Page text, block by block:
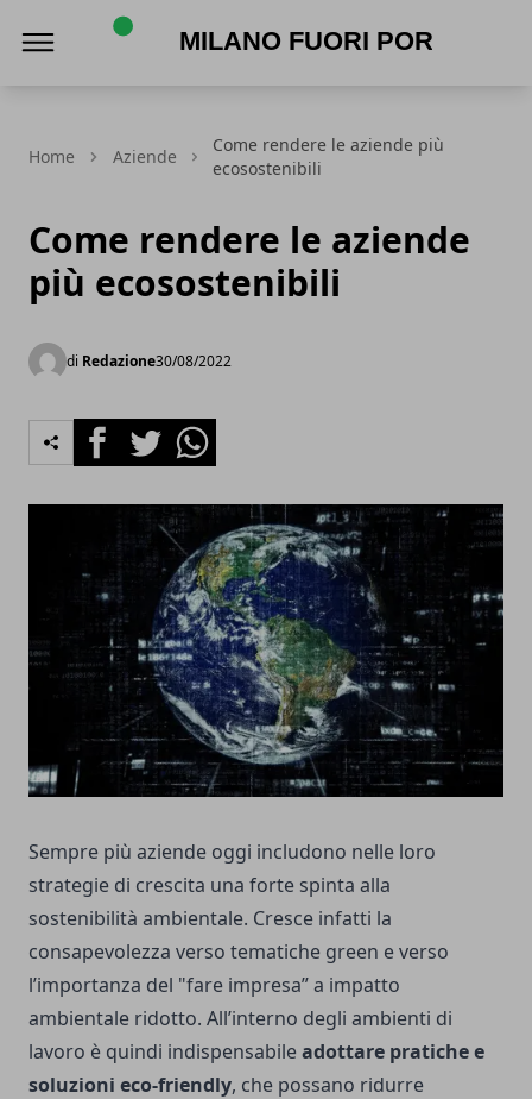
Home Aziende
Come rendere le aziende più
ecosostenibili
Come rendere le aziende
più ecosostenibili
di Redazione30/08/2022
FacebookTwitterWhatsapp
Sempre più aziende oggi includono nelle loro
strategie di crescita una forte spinta alla
sostenibilità ambientale. Cresce infatti la
consapevolezza verso tematiche green e verso
l’importanza del "fare impresa” a impatto
ambientale ridotto. All’interno degli ambienti di
lavoro è quindi indispensabileadottare pratiche e
soluzioni eco-friendly, che possano ridurre